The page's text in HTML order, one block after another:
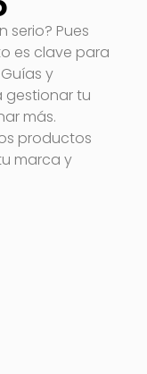
serio? Pues
es clave para
y
gestionar tu
más.
productos
marca y